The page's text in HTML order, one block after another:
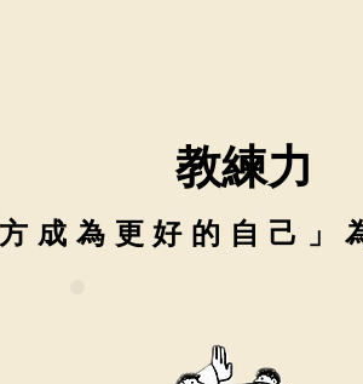
教練力
教練力
成為更好的自己」
成為更好的自己」